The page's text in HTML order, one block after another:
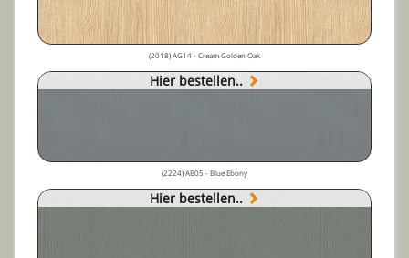
(2018) AG14 - Cream Golden Oak
Hier bestellen..
(2224) AB05 - Blue Ebony
Hier bestellen..